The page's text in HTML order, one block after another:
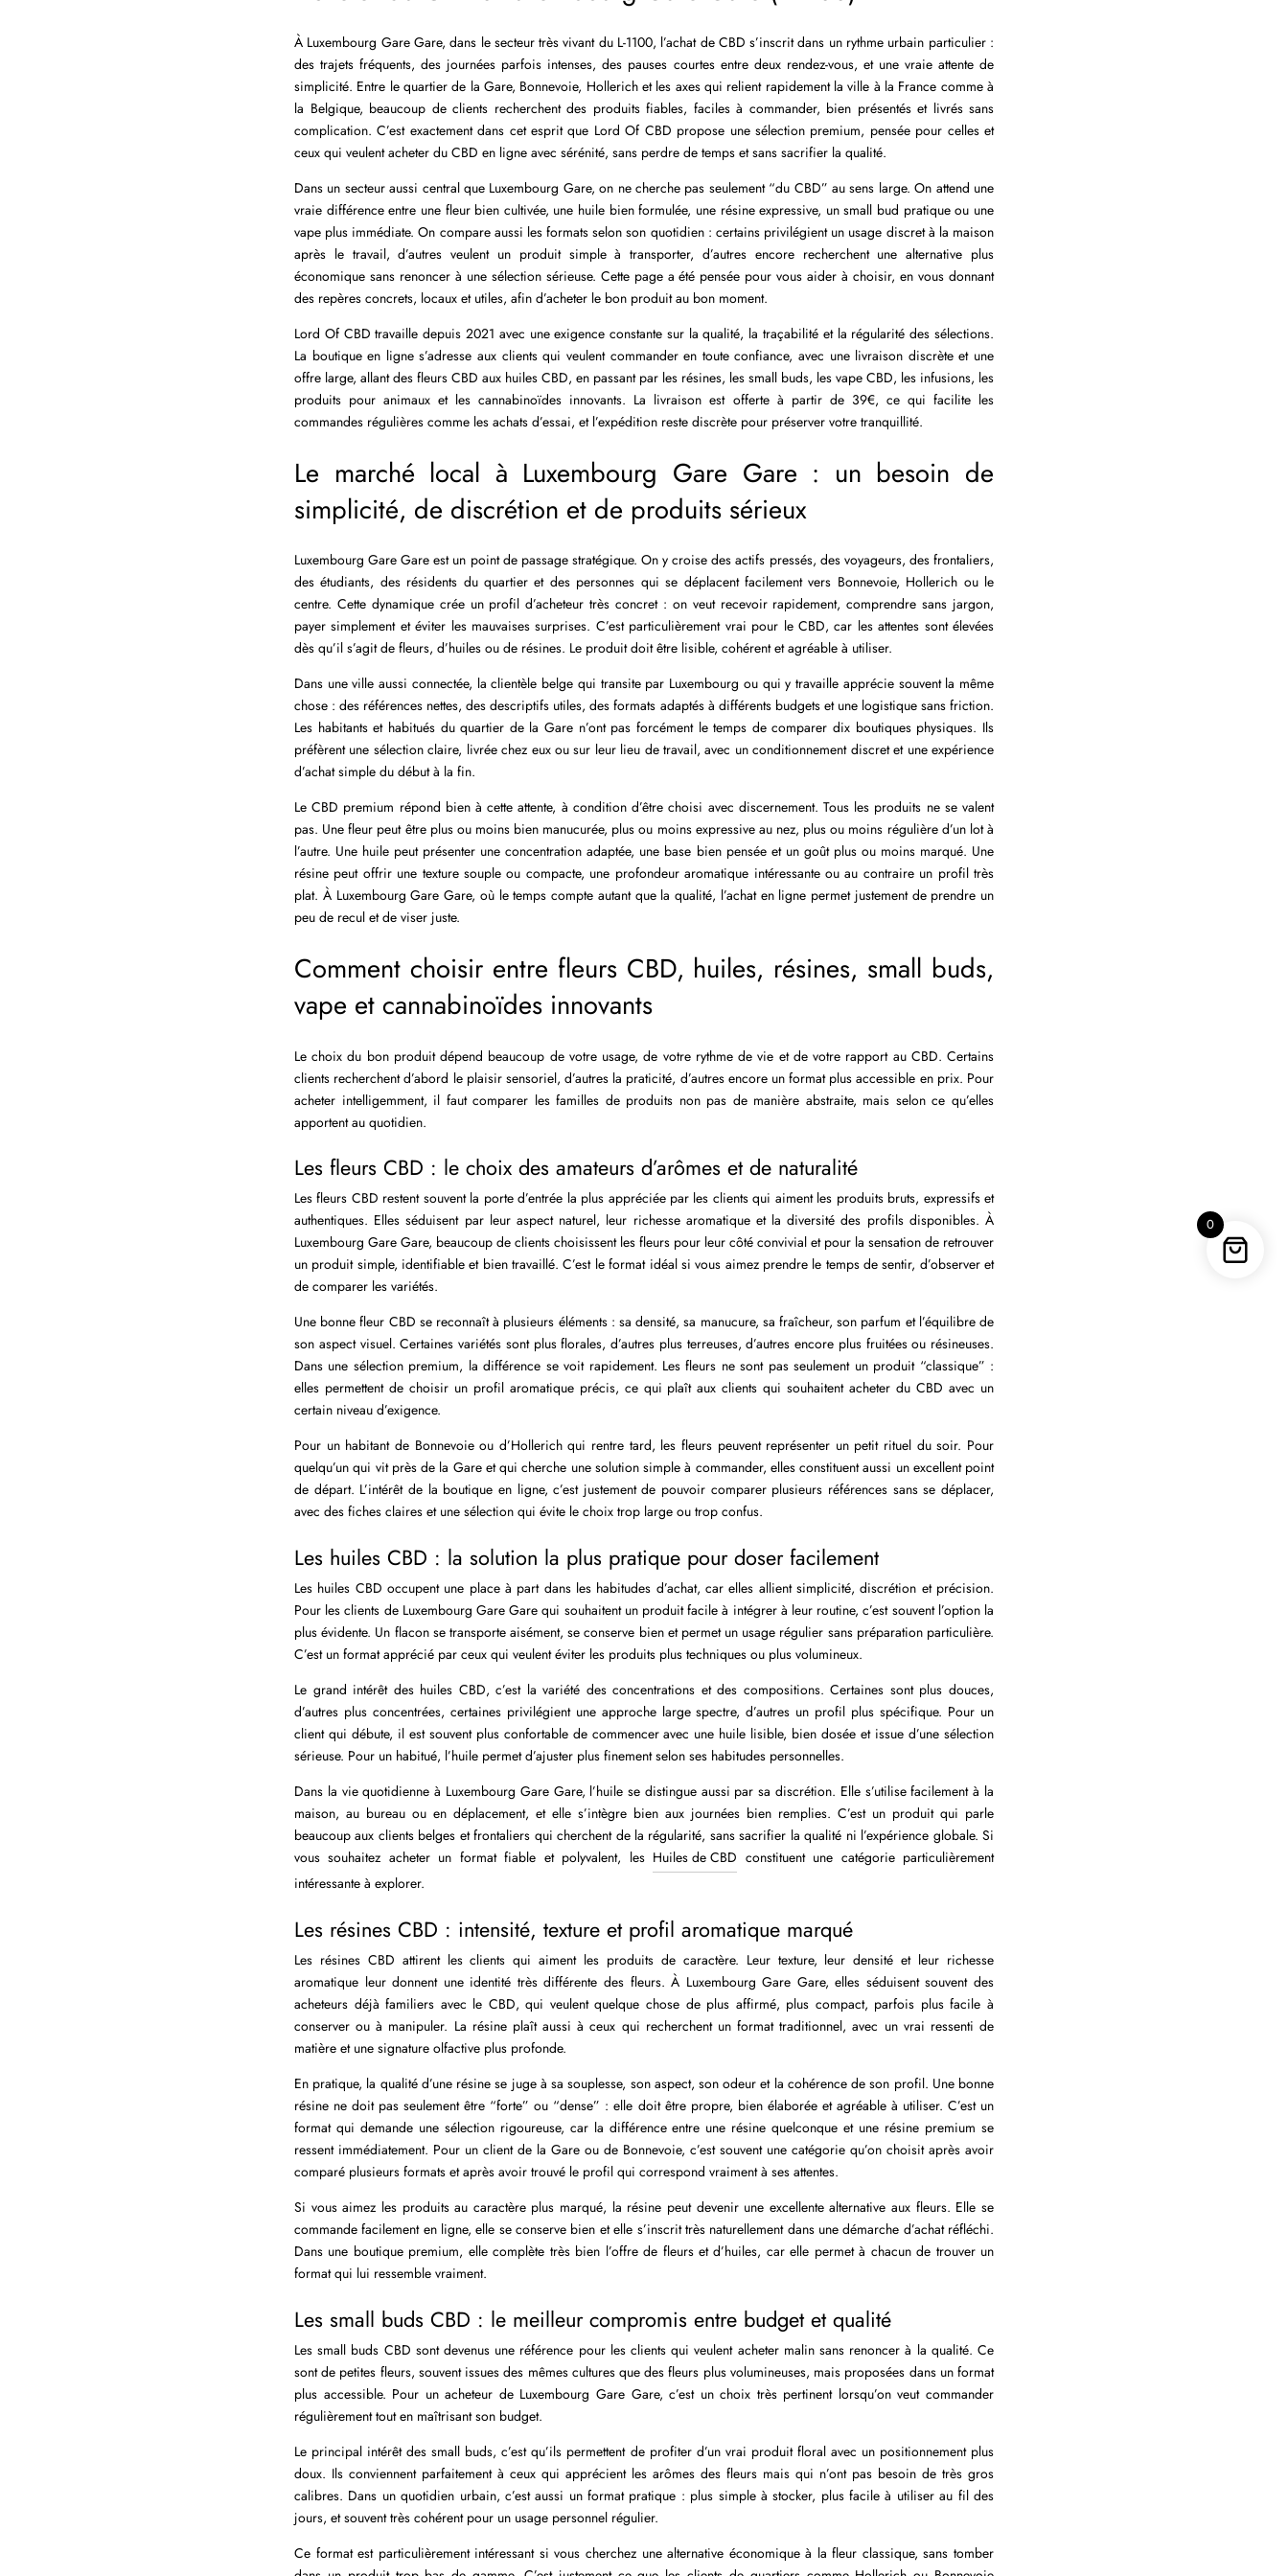
0
À Luxembourg Gare Gare, dans le secteur très vivant du L-1100, l’achat de CBD s’inscrit dans un rythme urbain particulier :
des trajets fréquents, des journées parfois intenses, des pauses courtes entre deux rendez-vous, et une vraie attente de
simplicité. Entre le quartier de la Gare, Bonnevoie, Hollerich et les axes qui relient rapidement la ville à la France comme à
la Belgique, beaucoup de clients recherchent des produits fiables, faciles à commander, bien présentés et livrés sans
complication. C’est exactement dans cet esprit que Lord Of CBD propose une sélection premium, pensée pour celles et
ceux qui veulent acheter du CBD en ligne avec sérénité, sans perdre de temps et sans sacrifier la qualité.
Dans un secteur aussi central que Luxembourg Gare, on ne cherche pas seulement “du CBD” au sens large. On attend une
vraie différence entre une fleur bien cultivée, une huile bien formulée, une résine expressive, un small bud pratique ou une
vape plus immédiate. On compare aussi les formats selon son quotidien : certains privilégient un usage discret à la maison
après le travail, d’autres veulent un produit simple à transporter, d’autres encore recherchent une alternative plus
économique sans renoncer à une sélection sérieuse. Cette page a été pensée pour vous aider à choisir, en vous donnant
des repères concrets, locaux et utiles, afin d’acheter le bon produit au bon moment.
Lord Of CBD travaille depuis 2021 avec une exigence constante sur la qualité, la traçabilité et la régularité des sélections.
La boutique en ligne s’adresse aux clients qui veulent commander en toute confiance, avec une livraison discrète et une
offre large, allant des fleurs CBD aux huiles CBD, en passant par les résines, les small buds, les vape CBD, les infusions, les
produits pour animaux et les cannabinoïdes innovants. La livraison est offerte à partir de 39€, ce qui facilite les
commandes régulières comme les achats d’essai, et l’expédition reste discrète pour préserver votre tranquillité.
Le marché local à Luxembourg Gare Gare : un besoin de
simplicité, de discrétion et de produits sérieux
Luxembourg Gare Gare est un point de passage stratégique. On y croise des actifs pressés, des voyageurs, des frontaliers,
des étudiants, des résidents du quartier et des personnes qui se déplacent facilement vers Bonnevoie, Hollerich ou le
centre. Cette dynamique crée un profil d’acheteur très concret : on veut recevoir rapidement, comprendre sans jargon,
payer simplement et éviter les mauvaises surprises. C’est particulièrement vrai pour le CBD, car les attentes sont élevées
dès qu’il s’agit de fleurs, d’huiles ou de résines. Le produit doit être lisible, cohérent et agréable à utiliser.
Dans une ville aussi connectée, la clientèle belge qui transite par Luxembourg ou qui y travaille apprécie souvent la même
chose : des références nettes, des descriptifs utiles, des formats adaptés à différents budgets et une logistique sans friction.
Les habitants et habitués du quartier de la Gare n’ont pas forcément le temps de comparer dix boutiques physiques. Ils
préfèrent une sélection claire, livrée chez eux ou sur leur lieu de travail, avec un conditionnement discret et une expérience
d’achat simple du début à la fin.
Le CBD premium répond bien à cette attente, à condition d’être choisi avec discernement. Tous les produits ne se valent
pas. Une fleur peut être plus ou moins bien manucurée, plus ou moins expressive au nez, plus ou moins régulière d’un lot à
l’autre. Une huile peut présenter une concentration adaptée, une base bien pensée et un goût plus ou moins marqué. Une
résine peut offrir une texture souple ou compacte, une profondeur aromatique intéressante ou au contraire un profil très
plat. À Luxembourg Gare Gare, où le temps compte autant que la qualité, l’achat en ligne permet justement de prendre un
peu de recul et de viser juste.
Comment choisir entre fleurs CBD, huiles, résines, small buds,
vape et cannabinoïdes innovants
Le choix du bon produit dépend beaucoup de votre usage, de votre rythme de vie et de votre rapport au CBD. Certains
clients recherchent d’abord le plaisir sensoriel, d’autres la praticité, d’autres encore un format plus accessible en prix. Pour
acheter intelligemment, il faut comparer les familles de produits non pas de manière abstraite, mais selon ce qu’elles
apportent au quotidien.
Les fleurs CBD : le choix des amateurs d’arômes et de naturalité
Les fleurs CBD restent souvent la porte d’entrée la plus appréciée par les clients qui aiment les produits bruts, expressifs et
authentiques. Elles séduisent par leur aspect naturel, leur richesse aromatique et la diversité des profils disponibles. À
Luxembourg Gare Gare, beaucoup de clients choisissent les fleurs pour leur côté convivial et pour la sensation de retrouver
un produit simple, identifiable et bien travaillé. C’est le format idéal si vous aimez prendre le temps de sentir, d’observer et
de comparer les variétés.
Une bonne fleur CBD se reconnaît à plusieurs éléments : sa densité, sa manucure, sa fraîcheur, son parfum et l’équilibre de
son aspect visuel. Certaines variétés sont plus florales, d’autres plus terreuses, d’autres encore plus fruitées ou résineuses.
Dans une sélection premium, la différence se voit rapidement. Les fleurs ne sont pas seulement un produit “classique” :
elles permettent de choisir un profil aromatique précis, ce qui plaît aux clients qui souhaitent acheter du CBD avec un
certain niveau d’exigence.
Pour un habitant de Bonnevoie ou d’Hollerich qui rentre tard, les fleurs peuvent représenter un petit rituel du soir. Pour
quelqu’un qui vit près de la Gare et qui cherche une solution simple à commander, elles constituent aussi un excellent point
de départ. L’intérêt de la boutique en ligne, c’est justement de pouvoir comparer plusieurs références sans se déplacer,
avec des fiches claires et une sélection qui évite le choix trop large ou trop confus.
Les huiles CBD : la solution la plus pratique pour doser facilement
Les huiles CBD occupent une place à part dans les habitudes d’achat, car elles allient simplicité, discrétion et précision.
Pour les clients de Luxembourg Gare Gare qui souhaitent un produit facile à intégrer à leur routine, c’est souvent l’option la
plus évidente. Un flacon se transporte aisément, se conserve bien et permet un usage régulier sans préparation particulière.
C’est un format apprécié par ceux qui veulent éviter les produits plus techniques ou plus volumineux.
Le grand intérêt des huiles CBD, c’est la variété des concentrations et des compositions. Certaines sont plus douces,
d’autres plus concentrées, certaines privilégient une approche large spectre, d’autres un profil plus spécifique. Pour un
client qui débute, il est souvent plus confortable de commencer avec une huile lisible, bien dosée et issue d’une sélection
sérieuse. Pour un habitué, l’huile permet d’ajuster plus finement selon ses habitudes personnelles.
Dans la vie quotidienne à Luxembourg Gare Gare, l’huile se distingue aussi par sa discrétion. Elle s’utilise facilement à la
maison, au bureau ou en déplacement, et elle s’intègre bien aux journées bien remplies. C’est un produit qui parle
beaucoup aux clients belges et frontaliers qui cherchent de la régularité, sans sacrifier la qualité ni l’expérience globale. Si
vous souhaitez acheter un format fiable et polyvalent, les Huiles de CBD constituent une catégorie particulièrement
intéressante à explorer.
Les résines CBD : intensité, texture et profil aromatique marqué
Les résines CBD attirent les clients qui aiment les produits de caractère. Leur texture, leur densité et leur richesse
aromatique leur donnent une identité très différente des fleurs. À Luxembourg Gare Gare, elles séduisent souvent des
acheteurs déjà familiers avec le CBD, qui veulent quelque chose de plus affirmé, plus compact, parfois plus facile à
conserver ou à manipuler. La résine plaît aussi à ceux qui recherchent un format traditionnel, avec un vrai ressenti de
matière et une signature olfactive plus profonde.
En pratique, la qualité d’une résine se juge à sa souplesse, son aspect, son odeur et la cohérence de son profil. Une bonne
résine ne doit pas seulement être “forte” ou “dense” : elle doit être propre, bien élaborée et agréable à utiliser. C’est un
format qui demande une sélection rigoureuse, car la différence entre une résine quelconque et une résine premium se
ressent immédiatement. Pour un client de la Gare ou de Bonnevoie, c’est souvent une catégorie qu’on choisit après avoir
comparé plusieurs formats et après avoir trouvé le profil qui correspond vraiment à ses attentes.
Si vous aimez les produits au caractère plus marqué, la résine peut devenir une excellente alternative aux fleurs. Elle se
commande facilement en ligne, elle se conserve bien et elle s’inscrit très naturellement dans une démarche d’achat réfléchi.
Dans une boutique premium, elle complète très bien l’offre de fleurs et d’huiles, car elle permet à chacun de trouver un
format qui lui ressemble vraiment.
Les small buds CBD : le meilleur compromis entre budget et qualité
Les small buds CBD sont devenus une référence pour les clients qui veulent acheter malin sans renoncer à la qualité. Ce
sont de petites fleurs, souvent issues des mêmes cultures que des fleurs plus volumineuses, mais proposées dans un format
plus accessible. Pour un acheteur de Luxembourg Gare Gare, c’est un choix très pertinent lorsqu’on veut commander
régulièrement tout en maîtrisant son budget.
Le principal intérêt des small buds, c’est qu’ils permettent de profiter d’un vrai produit floral avec un positionnement plus
doux. Ils conviennent parfaitement à ceux qui apprécient les arômes des fleurs mais qui n’ont pas besoin de très gros
calibres. Dans un quotidien urbain, c’est aussi un format pratique : plus simple à stocker, plus facile à utiliser au fil des
jours, et souvent très cohérent pour un usage personnel régulier.
Ce format est particulièrement intéressant si vous cherchez une alternative économique à la fleur classique, sans tomber